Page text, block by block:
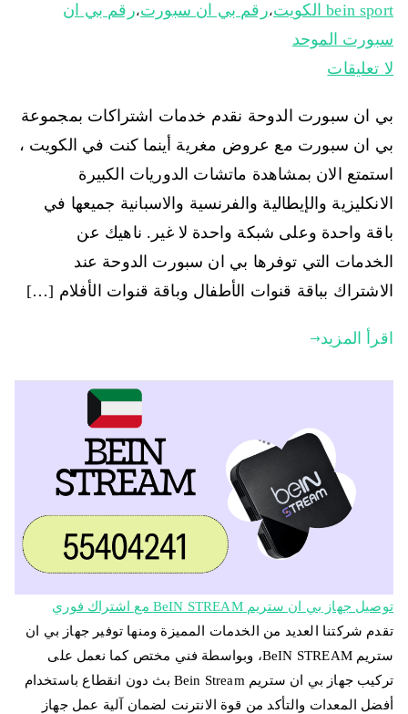
bein sport الكويت
،رقم بي ان سبورت،رقم بي ان
سبورت الموحد
لا تعليقات
بي ان سبورت الدوحة نقدم خدمات اشتراكات بمجموعة
بي ان سبورت مع عروض مغرية أينما كنت في الكويت ،
استمتع الان بمشاهدة ماتشات الدوريات الكبيرة
الانكليزية والإيطالية والفرنسية والاسبانية جميعها في
باقة واحدة وعلى شبكة واحدة لا غير. ناهيك عن
الخدمات التي توفرها بي ان سبورت الدوحة عند
الاشتراك بباقة قنوات الأطفال وباقة قنوات الأفلام […]
اقرأ المزيد
توصيل جهاز بي ان ستريم BeIN STREAM مع اشتراك فوري
تقدم شركتنا العديد من الخدمات المميزة ومنها توفير جهاز بي ان
ستريم BeIN STREAM، وبواسطة فني مختص كما نعمل على
تركيب جهاز بي ان ستريم Bein Stream بث دون انقطاع باستخدام
أفضل المعدات والتأكد من قوة الانترنت لضمان آلية عمل جهاز